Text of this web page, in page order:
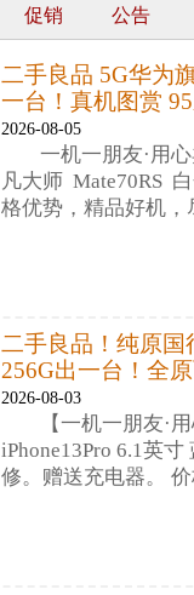
促销 公告
二手良品 5G华为
一台！真机图赏
2026-08-05
一机一朋友·用
凡大师 Mate70RS
格优势，精品好机
二手良品！纯原国
256G出一台！全
2026-08-03
【一机一朋友·
iPhone13Pro 6.1英
修。赠送充电器。